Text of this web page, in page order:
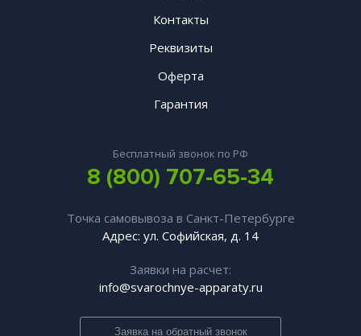
Контакты
Реквизиты
Оферта
Гарантия
Бесплатный звонок по РФ
8 (800) 707-65-34
Точка самовывоза в Санкт-Петербурге
Адрес: ул. Софийская, д. 14
Заявки на расчет:
info@svarochnye-apparaty.ru
Заявка на обратный звонок